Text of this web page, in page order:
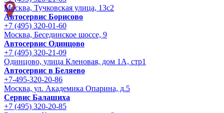
Москва, Тучковская улица, 13с2
Автосервис Борисово
+7 (495) 320-01-60
Москва, Бесединское шоссе, 9
Автосервис Одинцово
+7 (495) 320-21-09
Одинцово, улица Кленовая, дом 1А, стр1
Автосервис в Беляево
+7-495-320-20-86
Москва, ул. Академика Опарина, д.5
Сервис Балашиха
+7 (495) 320-20-85